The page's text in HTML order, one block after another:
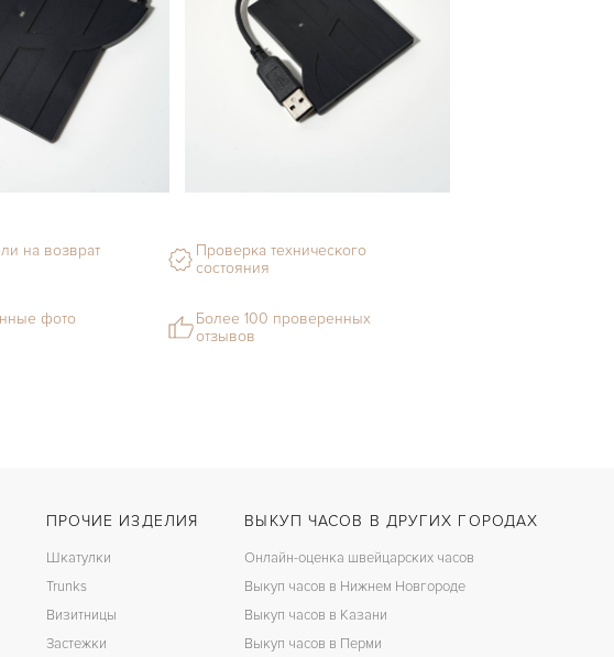
на возврат
Проверка технического
состояния
фото
Более 100 проверенных
отзывов
ПРОЧИЕ ИЗДЕЛИЯ
Шкатулки
Trunks
Визитницы
Застежки
ВЫКУП ЧАСОВ В ДРУГИХ ГОРОДАХ
Онлайн-оценка швейцарских часов
Выкуп часов в Нижнем Новгороде
Выкуп часов в Казани
Выкуп часов в Перми